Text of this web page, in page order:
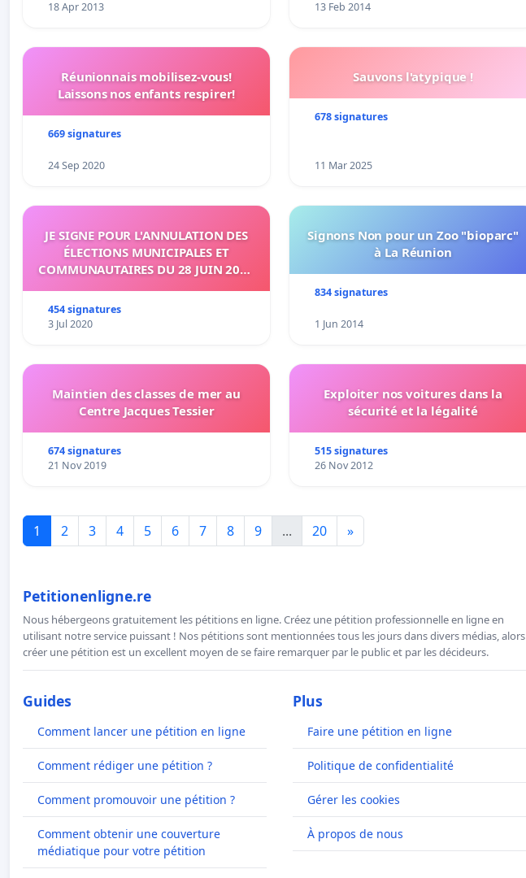
18 Apr 2013
13 Feb 2014
Réunionnais mobilisez-vous!
Laissons nos enfants respirer!
669 signatures
24 Sep 2020
Sauvons l'atypique !
678 signatures
11 Mar 2025
JE SIGNE POUR L'ANNULATION DES
ÉLECTIONS MUNICIPALES ET
COMMUNAUTAIRES DU 28 JUIN 2020
454 signatures
3 Jul 2020
Signons Non pour un Zoo "bioparc"
à La Réunion
834 signatures
1 Jun 2014
Maintien des classes de mer au
Centre Jacques Tessier
674 signatures
21 Nov 2019
Exploiter nos voitures dans la
sécurité et la légalité
515 signatures
26 Nov 2012
1 2 3 4 5 6 7 8 9 ... 20 »
Petitionenligne.re
Nous hébergeons gratuitement les pétitions en ligne. Créez une pétition professionnelle en ligne en
utilisant notre service puissant ! Nos pétitions sont mentionnées tous les jours dans divers médias, alors
créer une pétition est un excellent moyen de se faire remarquer par le public et par les décideurs.
Guides
Comment lancer une pétition en ligne
Comment rédiger une pétition ?
Comment promouvoir une pétition ?
Comment obtenir une couverture
médiatique pour votre pétition
Plus
Faire une pétition en ligne
Politique de confidentialité
Gérer les cookies
À propos de nous